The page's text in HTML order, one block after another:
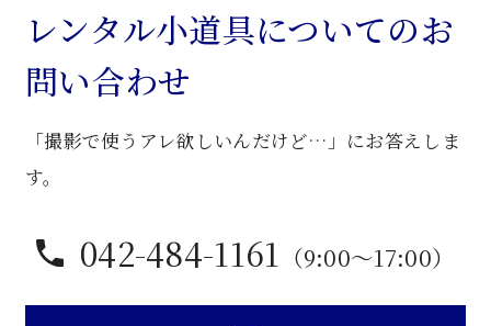
ル
製
椅
個
レンタル小道具についてのお
問い合わせ
「撮影で使うアレ欲しいんだけど…」にお答えしま
す。
042-484-1161 （9:00〜17:00）